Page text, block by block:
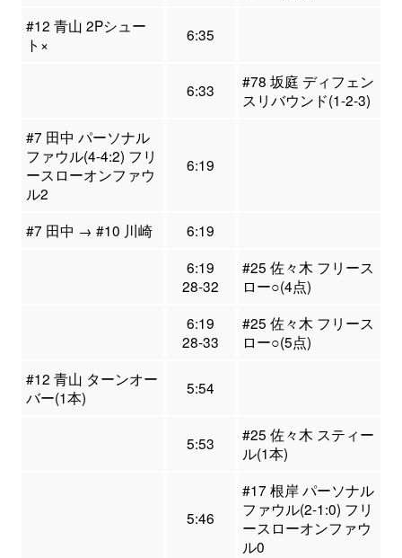
#12 青山 2Pシュー
ト×
6:35
6:33
#78 坂庭 ディフェン
スリバウンド(1-2-3)
#7 田中 パーソナル
ファウル(4-4:2) フリ
ースローオンファウ
ル2
6:19
#7 田中 → #10 川崎
6:19
6:19
28-32
#25 佐々木 フリース
ロー○(4点)
6:19
28-33
#25 佐々木 フリース
ロー○(5点)
#12 青山 ターンオー
バー(1本)
5:54
5:53
#25 佐々木 スティー
ル(1本)
5:46
#17 根岸 パーソナル
ファウル(2-1:0) フリ
ースローオンファウ
ル0